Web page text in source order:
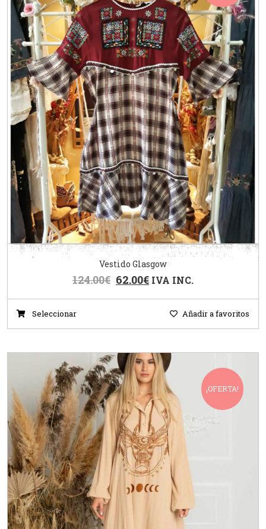
Vestido Glasgow
124.00€ 62.00€ IVA INC.
Seleccionar Añadir a favoritos
¡OFERTA!